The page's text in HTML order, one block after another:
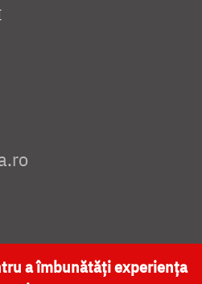
CATEDRALA NAȚIONALĂ
a îmbunătăți experiența